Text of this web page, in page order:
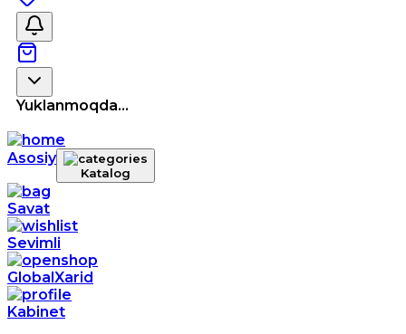
Yuklanmoqda...
Asosiy
Katalog
Savat
Sevimli
GlobalXarid
Kabinet